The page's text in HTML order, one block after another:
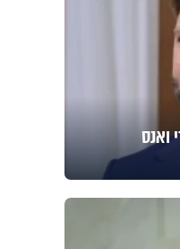
ואנס